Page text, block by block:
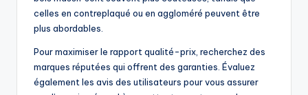
celles en contreplaqué ou en aggloméré peuvent être
plus abordables.
Pour maximiser le rapport qualité-prix, recherchez des
marques réputées qui offrent des garanties. Évaluez
également les avis des utilisateurs pour vous assurer